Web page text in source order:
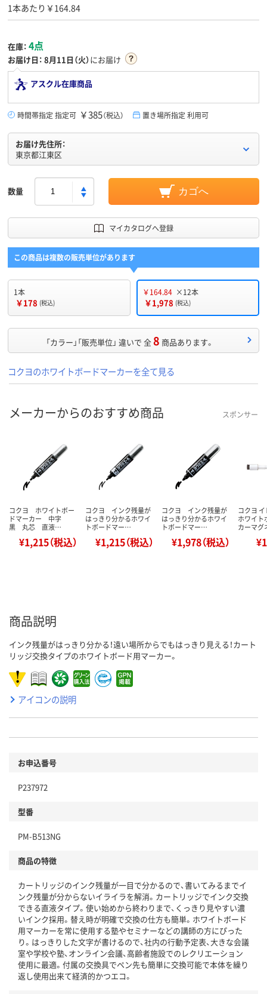
1本あたり￥164.84
在庫： 4点
お届け日： 8月11日（火）にお届け
アスクル在庫商品
時間帯指定 指定可 ￥385（税込） 置き場所指定 利用可
お届け先住所：
東京都江東区
数量 カゴへ
マイカタログへ登録
この商品は複数の販売単位があります
1本
￥178 (税込)
￥164.84 ×12本
￥1,978 (税込)
「カラー」「販売単位」 違いで 全8 商品あります。
コクヨのホワイトボードマーカーを全て見る
メーカーからのおすすめ商品 スポンサー
コクヨ ホワイトボー
ドマーカー 中字
黒 丸芯 直液…
¥1,215（税込）
コクヨ インク残量が
はっきり分かるホワイ
トボードマー…
¥1,215（税込）
コクヨ インク残量が
はっきり分かるホワイ
トボードマー…
¥1,978（税込）
コクヨ
ホワイト
カーマ
商品説明
インク残量がはっきり分かる！遠い場所からでもはっきり見える！カート
リッジ交換タイプのホワイトボード用マーカー。
アイコンの説明
お申込番号
P237972
型番
PM-B513NG
商品の特徴
カートリッジのインク残量が一目で分かるので、書いてみるまでイ
ンク残量が分からないイライラを解消。カートリッジでインク交換
できる直液タイプ。使い始めから終わりまで、くっきり見やすい濃
いインク採用。替え時が明確で交換の仕方も簡単。ホワイトボード
用マーカーを常に使用する塾やセミナーなどの講師の方にぴった
り。はっきりした文字が書けるので、社内の行動予定表、大きな会議
室や学校や塾、オンライン会議、高齢者施設でのレクリエーション
使用に最適。付属の交換具でペン先も簡単に交換可能で本体を繰り
返し使用出来て経済的かつエコ。